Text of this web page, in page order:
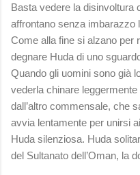
Basta vedere la disinvoltura
affrontano senza imbarazzo
Come alla fine si alzano per
degnare Huda di uno
Quando gli uomini sono già
vederla chinare
dall’altro commensale, che
avvia lentamente per unirsi
Huda silenziosa. Huda
del Sultanato dell’Oman, la